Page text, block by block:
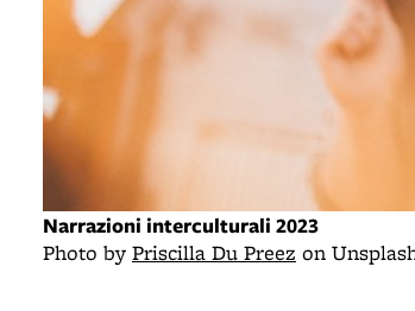
Narrazioni interculturali 2023
Photo by Priscilla Du Preez on